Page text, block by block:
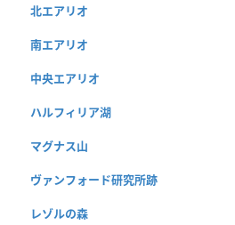
北エアリオ
南エアリオ
中央エアリオ
ハルフィリア湖
マグナス山
ヴァンフォード研究所跡
レゾルの森